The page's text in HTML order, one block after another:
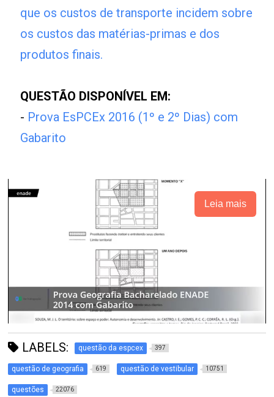
que os custos de transporte incidem sobre
os custos das matérias-primas e dos
produtos finais.
QUESTÃO DISPONÍVEL EM:
- Prova EsPCEx 2016 (1º e 2º Dias) com
Gabarito
Leia mais
LABELS: questão da espcex 397
questão de geografia 619 questão de vestibular 10751
questões 22076